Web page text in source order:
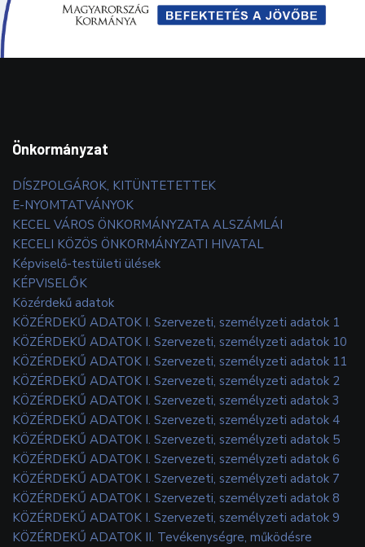
Önkormányzat
DÍSZPOLGÁROK, KITÜNTETETTEK
E-NYOMTATVÁNYOK
KECEL VÁROS ÖNKORMÁNYZATA ALSZÁMLÁI
KECELI KÖZÖS ÖNKORMÁNYZATI HIVATAL
Képviselő-testületi ülések
KÉPVISELŐK
Közérdekű adatok
KÖZÉRDEKŰ ADATOK I. Szervezeti, személyzeti adatok 1
KÖZÉRDEKŰ ADATOK I. Szervezeti, személyzeti adatok 10
KÖZÉRDEKŰ ADATOK I. Szervezeti, személyzeti adatok 11
KÖZÉRDEKŰ ADATOK I. Szervezeti, személyzeti adatok 2
KÖZÉRDEKŰ ADATOK I. Szervezeti, személyzeti adatok 3
KÖZÉRDEKŰ ADATOK I. Szervezeti, személyzeti adatok 4
KÖZÉRDEKŰ ADATOK I. Szervezeti, személyzeti adatok 5
KÖZÉRDEKŰ ADATOK I. Szervezeti, személyzeti adatok 6
KÖZÉRDEKŰ ADATOK I. Szervezeti, személyzeti adatok 7
KÖZÉRDEKŰ ADATOK I. Szervezeti, személyzeti adatok 8
KÖZÉRDEKŰ ADATOK I. Szervezeti, személyzeti adatok 9
KÖZÉRDEKŰ ADATOK II. Tevékenységre, működésre